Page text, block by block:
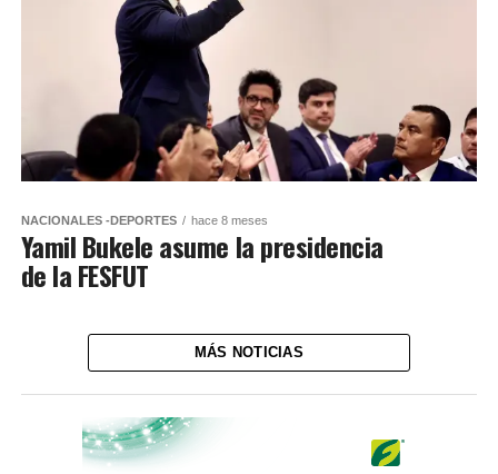
NACIONALES -DEPORTES hace 8 meses
Yamil Bukele asume la presidencia
de la FESFUT
MÁS NOTICIAS